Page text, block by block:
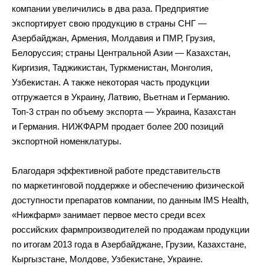
компании увеличились в два раза. Предприятие
экспортирует свою продукцию в страны СНГ —
Азербайджан, Армения, Молдавия и ПМР, Грузия,
Белоруссия; страны Центральной Азии — Казахстан,
Киргизия, Таджикистан, Туркменистан, Монголия,
Узбекистан. А также некоторая часть продукции
отгружается в Украину, Латвию, Вьетнам и Германию.
Топ-3 стран по объему экспорта — Украина, Казахстан
и Германия. НИЖФАРМ продает более 200 позиций
экспортной номенклатуры.
Благодаря эффективной работе представительств
по маркетинговой поддержке и обеспечению физической
доступности препаратов компании, по данным IMS Health,
«Нижфарм» занимает первое место среди всех
российских фармпроизводителей по продажам продукции
по итогам 2013 года в Азербайджане, Грузии, Казахстане,
Кыргызстане, Молдове, Узбекистане, Украине.